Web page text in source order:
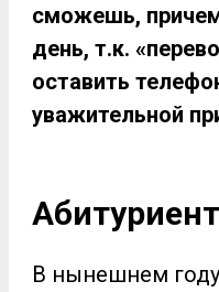
сможешь,
день, т.к.
оставить
уважительной
В нынешнем